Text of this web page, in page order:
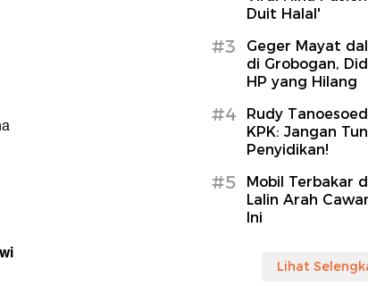
Duit Halal'
#3
Geger Mayat
di Grobogan,
HP yang Hilang
#4
Rudy
KPK: Jangan
Penyidikan!
#5
Mobil Terbakar
Lalin Arah
Ini
Lihat